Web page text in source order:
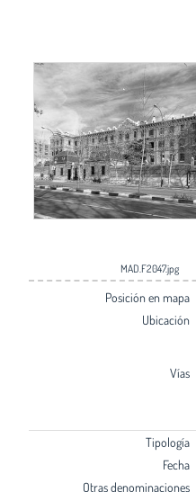
MAD.F2047.jpg
Posición en mapa
Ubicación
Vías
Tipología
Fecha
Otras denominaciones